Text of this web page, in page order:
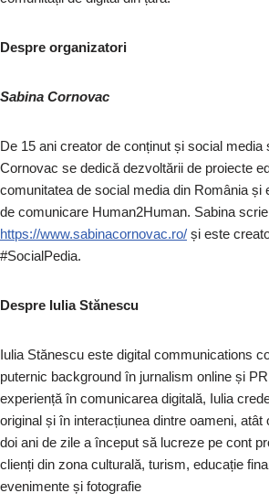
Despre organizatori
Sabina Cornovac
De 15 ani creator de conținut și social media
Cornovac se dedică dezvoltării de proiecte
comunitatea de social media din România și
de comunicare Human2Human. Sabina
https://www.sabinacornovac.ro/ și este
#SocialPedia.
Despre Iulia Stănescu
Iulia Stănescu este digital communications
puternic background în jurnalism online și
experiență în comunicarea digitală, Iulia
original și în interacțiunea dintre oameni, atât
doi ani de zile a început să lucreze pe cont
clienți din zona culturală, turism, educație
evenimente și fotografie